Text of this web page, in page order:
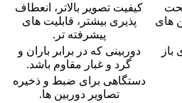
های
کیفیت تصویر بالاتر، انعطاف
پذیری بیشتر، قابلیت های
پیشرفته تر.
دوربینی که در برابر باران و
گرد و غبار مقاوم باشد.
دستگاهی برای ضبط و ذخیره
تصاویر دوربین ها.